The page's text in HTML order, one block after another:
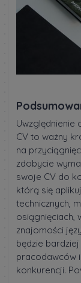
Uwzględnienie
CV to ważny
na
zdobycie
swoje CV do
którą się
technicznych,
osiągnięciach,
znajomości
będzie
pracodawców
konkurencji.